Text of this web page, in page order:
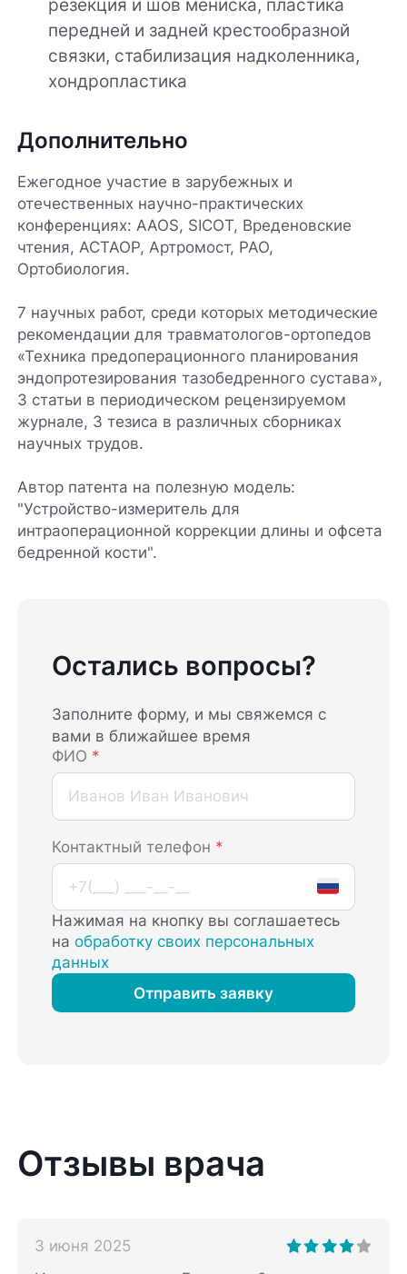
резекция и шов мениска, пластика
передней и задней крестообразной
связки, стабилизация надколенника,
хондропластика
Дополнительно
Ежегодное участие в зарубежных и
отечественных научно-практических
конференциях: AAOS, SICOT, Вреденовские
чтения, АСТАОР, Артромост, РАО,
Ортобиология.
7 научных работ, среди которых методические
рекомендации для травматологов-ортопедов
«Техника предоперационного планирования
эндопротезирования тазобедренного сустава»,
3 статьи в периодическом рецензируемом
журнале, 3 тезиса в различных сборниках
научных трудов.
Автор патента на полезную модель:
"Устройство-измеритель для
интраоперационной коррекции длины и офсета
бедренной кости".
Остались вопросы?
Заполните форму, и мы свяжемся с
вами в ближайшее время
ФИО *
Контактный телефон *
Нажимая на кнопку вы соглашаетесь
наобработку своих персональных
данных
Отправить заявку
Отзывы врача
3 июня 2025